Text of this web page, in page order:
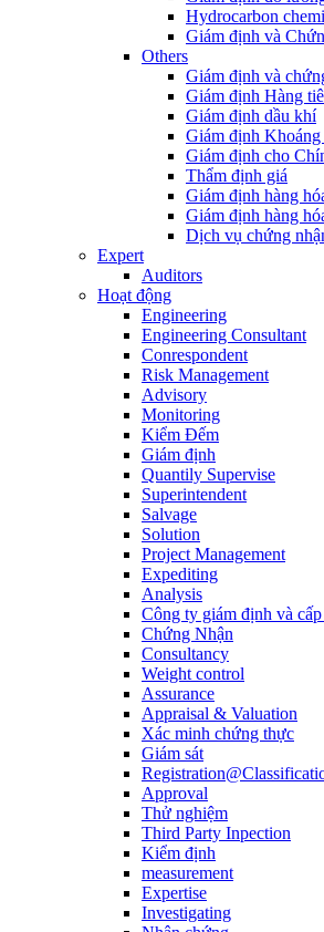
Hydrocarbon
Giám định và
Others
Giám định và
Giám định Hàng
Giám định dầu khí
Giám định Khoáng
Giám định cho
Thẩm định giá
Giám định hàng
Giám định hàng
Dịch vụ chứng
Expert
Auditors
Hoạt động
Engineering
Engineering Consultant
Conrespondent
Risk Management
Advisory
Monitoring
Kiểm Đếm
Giám định
Quantily Supervise
Superintendent
Salvage
Solution
Project Management
Expediting
Analysis
Công ty giám định và
Chứng Nhận
Consultancy
Weight control
Assurance
Appraisal & Valuation
Xác minh chứng thực
Giám sát
Approval
Thử nghiệm
Third Party Inpection
Kiểm định
measurement
Expertise
Investigating